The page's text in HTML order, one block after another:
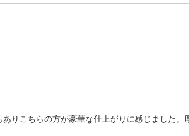
りこちらの方が豪華な仕上がりに感じました。